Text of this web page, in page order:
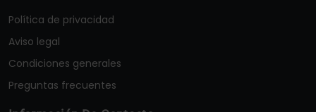
Política de privacidad
Aviso legal
Condiciones generales
Preguntas frecuentes